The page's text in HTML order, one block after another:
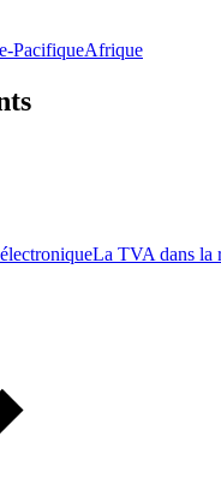
PacifiqueAfrique
La TVA dans la